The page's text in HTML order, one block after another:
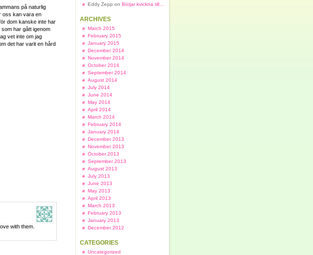
på naturlig
oss kan vara en
dom kanske inte har
har gått igenom
vet inte om jag
det har varit en hård
with them.
Eddy Zepp on Börjar kvickna till…
ARCHIVES
March 2015
February 2015
January 2015
December 2014
November 2014
October 2014
September 2014
August 2014
July 2014
June 2014
May 2014
April 2014
March 2014
February 2014
January 2014
December 2013
November 2013
October 2013
September 2013
August 2013
July 2013
June 2013
May 2013
April 2013
March 2013
February 2013
January 2013
December 2012
CATEGORIES
Uncategorized